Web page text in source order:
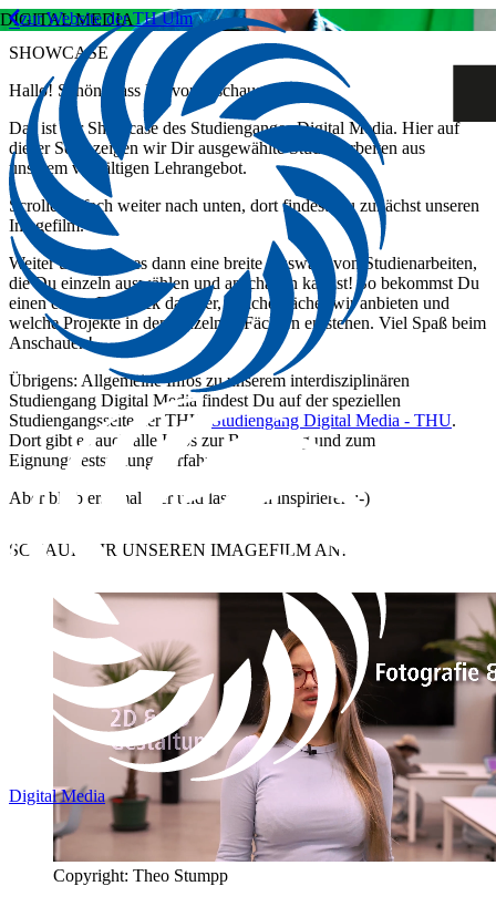
zur Website der TH Ulm
Digital Media
DIGITAL MEDIA
SHOWCASE
Hallo! Schön, dass Du vorbeischaust!
Das ist der Showcase des Studienganges Digital Media. Hier auf
dieser Seite zeigen wir Dir ausgewählte Studienarbeiten aus
unserem vielfältigen Lehrangebot.
Scrolle einfach weiter nach unten, dort findest Du zunächst unseren
Imagefilm.
Weiter unten gibt es dann eine breite Auswahl von Studienarbeiten,
die Du einzeln auswählen und anschauen kannst! So bekommst Du
einen ersten Eindruck darüber, welche Fächer wir anbieten und
welche Projekte in den einzelnen Fächern entstehen. Viel Spaß beim
Anschauen!
Übrigens: Allgemeine Infos zu unserem interdisziplinären
Studiengang Digital Media findest Du auf der speziellen
Studiengangsseite der THU: Studiengang Digital Media - THU.
Dort gibt es auch alle Infos zur Bewerbung und zum
Eignungsfeststellungsverfahren.
Aber bleib erst mal hier und lass Dich inspirieren ;-)
SCHAUE DIR UNSEREN IMAGEFILM AN!
Copyright: Theo Stumpp